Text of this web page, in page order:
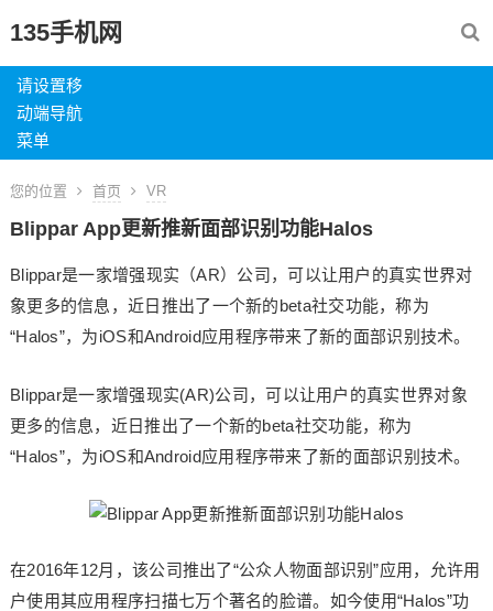
135手机网
请设置移
动端导航
菜单
您的位置 首页 VR
Blippar App更新推新面部识别功能Halos
Blippar是一家增强现实（AR）公司，可以让用户的真实世界对
象更多的信息，近日推出了一个新的beta社交功能，称为
“Halos”，为iOS和Android应用程序带来了新的面部识别技术。
Blippar是一家增强现实(AR)公司，可以让用户的真实世界对象
更多的信息，近日推出了一个新的beta社交功能，称为
“Halos”，为iOS和Android应用程序带来了新的面部识别技术。
在2016年12月，该公司推出了“公众人物面部识别”应用，允许用
户使用其应用程序扫描七万个著名的脸谱。如今使用“Halos”功